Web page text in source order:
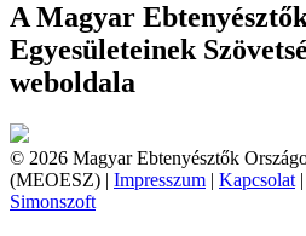
A Magyar
Egyesületeinek
weboldala
© 2026 Magyar Ebtenyésztők
(MEOESZ) | Impresszum | Kapcsolat
Simonszoft